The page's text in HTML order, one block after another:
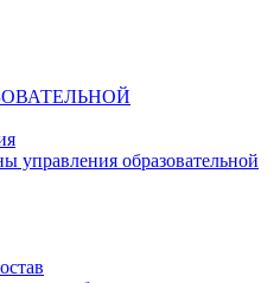
управления образовательной